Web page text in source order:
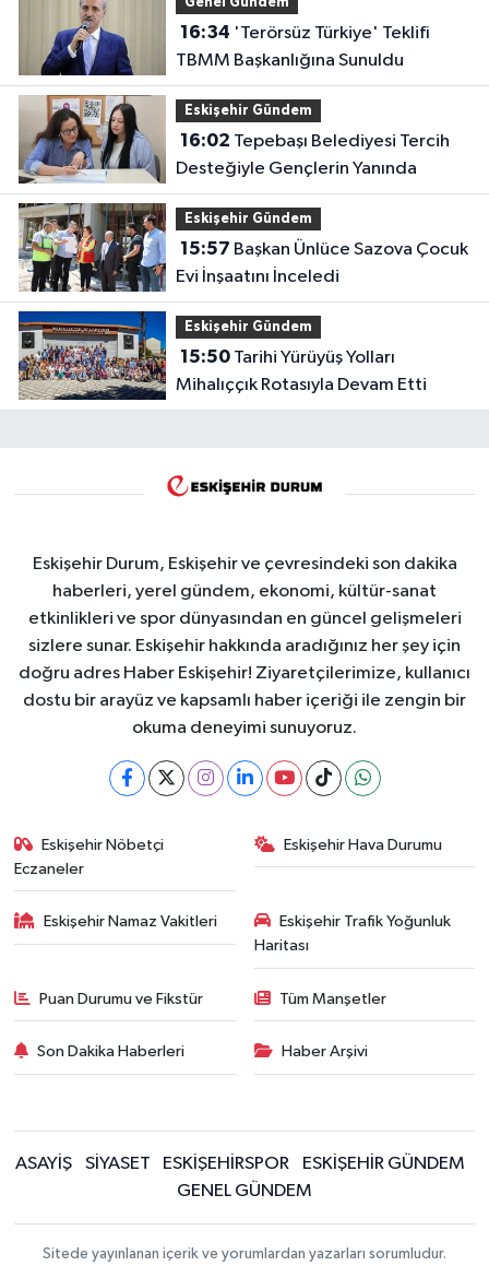
16:34
TBMM Başkanlığına Sunuldu
Eskişehir Gündem
16:02
Desteğiyle Gençlerin Yanında
Eskişehir Gündem
15:57
Evi İnşaatını İnceledi
Eskişehir Gündem
15:50Tarihi Yürüyüş Yolları
Mihalıççık Rotasıyla Devam Etti
Eskişehir Durum, Eskişehir ve çevresindeki son dakika
haberleri, yerel gündem, ekonomi, kültür-sanat
etkinlikleri ve spor dünyasından en güncel gelişmeleri
sizlere sunar. Eskişehir hakkında aradığınız her şey için
doğru adres Haber Eskişehir! Ziyaretçilerimize, kullanıcı
dostu bir arayüz ve kapsamlı haber içeriği ile zengin bir
okuma deneyimi sunuyoruz.
Eskişehir Nöbetçi
Eczaneler
Eskişehir Hava Durumu
Eskişehir Namaz Vakitleri
Eskişehir Trafik Yoğunluk
Haritası
Puan Durumu ve Fikstür Tüm Manşetler
Son Dakika Haberleri Haber Arşivi
ASAYİŞ SİYASET ESKİŞEHİRSPOR
ESKİŞEHİR GÜNDEM
GENEL GÜNDEM
Sitede yayınlanan içerik ve yorumlardan yazarları sorumludur.